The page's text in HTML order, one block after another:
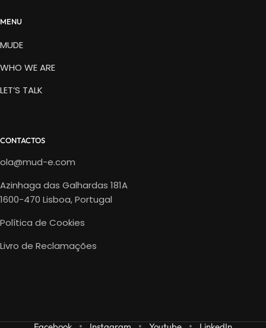
MENU
MUDE
WHO WE ARE
LET’S TALK
CONTACTOS
ola@mud-e.com
Azinhaga das Galhardas 181A
1600-470 Lisboa, Portugal
Política de Cookies
Livro de Reclamações